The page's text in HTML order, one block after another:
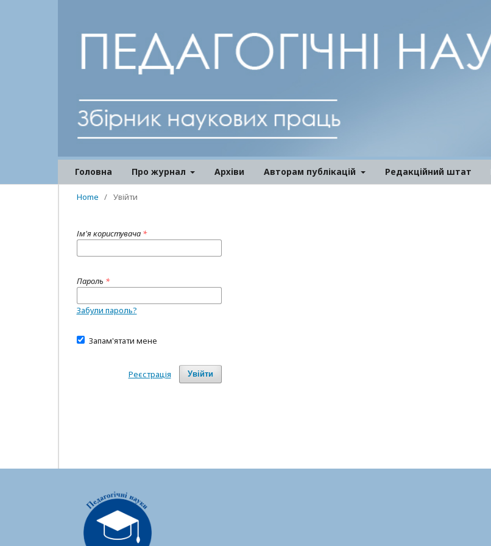
Головна Про журнал Архіви Авторам публікацій Редакційний штат
Home / Увійти
Ім'я користувача *
Пароль *
Забули пароль?
Запам'ятати мене
Увійти
Реєстрація